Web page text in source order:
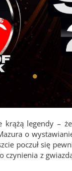
krążą legendy –
o
poczuł się
czynienia z